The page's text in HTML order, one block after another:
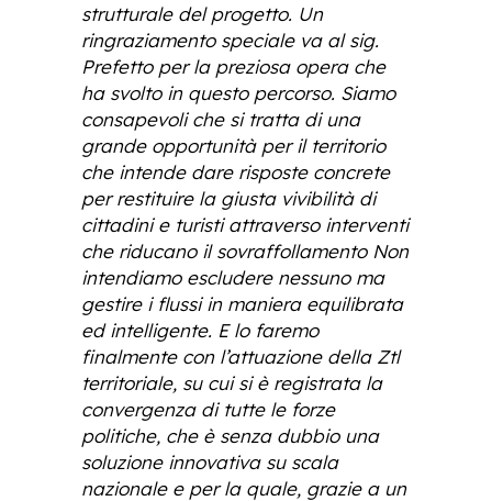
strutturale del progetto. Un
ringraziamento speciale va al sig.
Prefetto per la preziosa opera che
ha svolto in questo percorso. Siamo
consapevoli che si tratta di una
grande opportunità per il territorio
che intende dare risposte concrete
per restituire la giusta vivibilità di
cittadini e turisti attraverso interventi
che riducano il sovraffollamento Non
intendiamo escludere nessuno ma
gestire i flussi in maniera equilibrata
ed intelligente. E lo faremo
finalmente con l’attuazione della Ztl
territoriale, su cui si è registrata la
convergenza di tutte le forze
politiche, che è senza dubbio una
soluzione innovativa su scala
nazionale e per la quale, grazie a un